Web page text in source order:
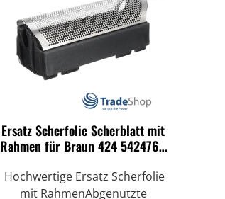
Ersatz Scherfolie Scherblatt mit
Rahmen für Braun 424 5424760
Hochwertige Ersatz Scherfolie
mit RahmenAbgenutzte